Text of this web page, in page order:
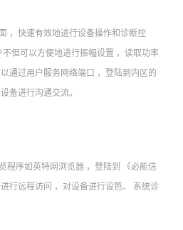
，快速有效地进行设备操作和诊断控
但可以方便地进行振幅设置 ，读取功率
通过用户服务网络端口 ，登陆到内区的
备进行沟通交流。
程序如英特网浏览器 ，登陆到 《必能信
行远程访问 ，对设备进行设笆、 系统诊